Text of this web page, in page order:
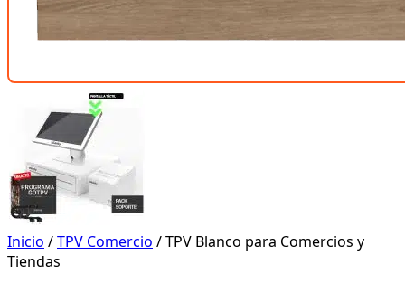
Inicio /TPV Comercio / TPV Blanco para Comercios y
Tiendas